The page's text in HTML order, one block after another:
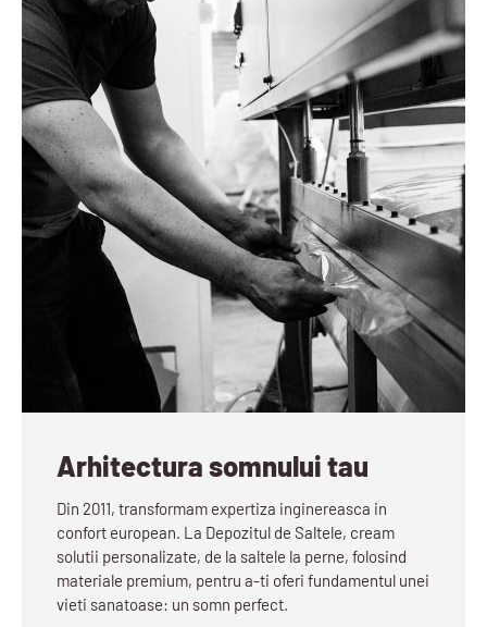
Arhitectura somnului tau
Din 2011, transformam expertiza inginereasca in
confort european. La Depozitul de Saltele, cream
solutii personalizate, de la saltele la perne, folosind
materiale premium, pentru a-ti oferi fundamentul unei
vieti sanatoase: un somn perfect.